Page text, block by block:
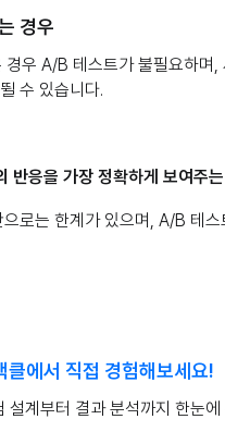
경우
우 A/B 테스트가 불필요하며
수 있습니다.
반응을 가장 정확하게 보여주
로는 한계가 있으며, A/B 테
클에서 직접 경험해보세요!
계부터 결과 분석까지 한눈